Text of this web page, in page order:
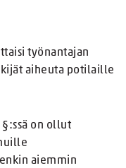
työnantajan
aiheuta potilaille
on ollut
aiemmin